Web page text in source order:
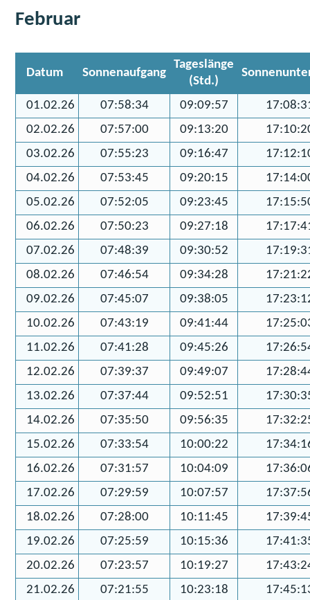
Februar
Datum Sonnenaufgang
Tageslänge
(Std.)
01.02.26 07:58:34 09:09:57
02.02.26
07:57:00 09:13:20
03.02.26
07:55:23 09:16:47
04.02.26
07:53:45 09:20:15
05.02.26
07:52:05 09:23:45
06.02.26
07:50:23 09:27:18
07.02.26
07:48:39 09:30:52
08.02.26
07:46:54 09:34:28
09.02.26
07:45:07 09:38:05
10.02.26
07:43:19 09:41:44
11.02.26
07:41:28 09:45:26
12.02.26
07:39:37 09:49:07
13.02.26
07:37:44 09:52:51
14.02.26
07:35:50 09:56:35
15.02.26
07:33:54 10:00:22
16.02.26
07:31:57 10:04:09
17.02.26
07:29:59 10:07:57
18.02.26
07:28:00 10:11:45
19.02.26
07:25:59 10:15:36
20.02.26
07:23:57 10:19:27
21.02.26
07:21:55 10:23:18